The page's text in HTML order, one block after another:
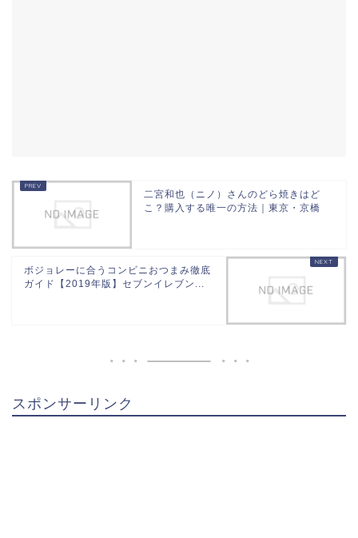
二宮和也（ニノ）さんのどら焼きはど
こ？購入する唯一の方法｜東京・京橋
ボジョレーに合うコンビニおつまみ徹底
ガイド【2019年版】セブンイレブン...
スポンサーリンク